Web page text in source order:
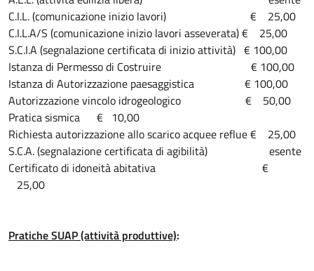
C.I.L. (comunicazione inizio lavori) € 25,00
C.I.L.A/S (comunicazione inizio lavori asseverata) € 25,00
S.C.I.A (segnalazione certificata di inizio attività) € 100,00
Istanza di Permesso di Costruire € 100,00
Istanza di Autorizzazione paesaggistica € 100,00
Autorizzazione vincolo idrogeologico € 50,00
Pratica sismica € 10,00
Richiesta autorizzazione allo scarico acquee reflue € 25,00
S.C.A. (segnalazione certificata di agibilità) esente
Certificato di idoneità abitativa €
25,00
Pratiche SUAP (attività produttive):